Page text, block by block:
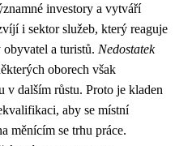
investory a vytváří
i sektor služeb, který reaguje
a turistů. Nedostatek
oborech však
v dalším růstu. Proto je kladen
aby se místní
měnícím se trhu práce.